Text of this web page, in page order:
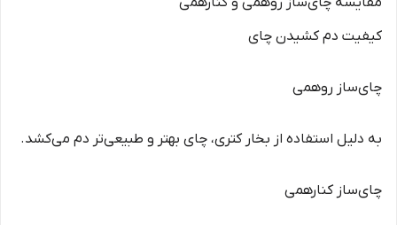
کیفیت دم کشیدن چای
چای‌ساز روهمی
به دلیل استفاده از بخار کتری، چای بهتر و طبیعی‌تر دم می‌کشد.
چای‌ساز کنارهمی